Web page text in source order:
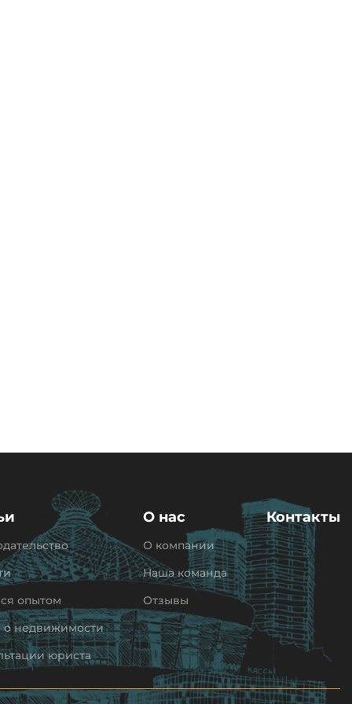
опытом
о недвижимости
юриста
О нас
О компании
Наша команда
Отзывы
Контакты